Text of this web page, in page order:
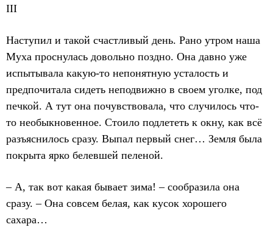
III
Наступил и такой счастливый день. Рано утром наша
Муха проснулась довольно поздно. Она давно уже
испытывала какую-то непонятную усталость и
предпочитала сидеть неподвижно в своем уголке, под
печкой. А тут она почувствовала, что случилось что-
то необыкновенное. Стоило подлететь к окну, как всё
разъяснилось сразу. Выпал первый снег… Земля была
покрыта ярко белевшей пеленой.
– А, так вот какая бывает зима! – сообразила она
сразу. – Она совсем белая, как кусок хорошего
сахара…